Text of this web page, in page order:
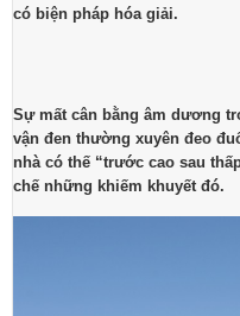
có biện pháp hóa giải.
Sự mất cân bằng âm dương
vận đen thường xuyên đeo
nhà có thế “trước cao sau
chế những khiếm khuyết đó.